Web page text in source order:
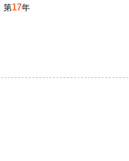
第17年